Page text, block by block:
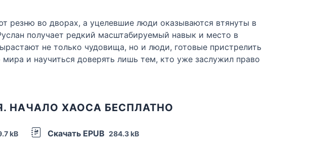
резню во дворах, а уцелевшие люди оказываются втянуты в
получает редкий масштабируемый навык и место в
не только чудовища, но и люди, готовые пристрелить
и научиться доверять лишь тем, кто уже заслужил право
НАЧАЛО ХАОСА БЕСПЛАТНО
kB Скачать EPUB 284.3 kB